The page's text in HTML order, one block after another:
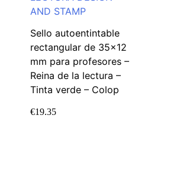
Sello autoentintable
rectangular de 35×12
mm para profesores –
Reina de la lectura –
Tinta verde – Colop
€19.35